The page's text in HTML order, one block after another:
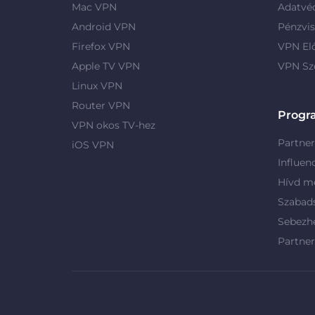
Mac VPN
Android VPN
Firefox VPN
Apple TV VPN
Linux VPN
Router VPN
VPN okos TV-hez
iOS VPN
VPN
VPN
Hívd